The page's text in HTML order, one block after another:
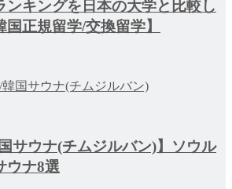
ンキングを日本の大学と比較し
正規留学/交換留学】
国サウナ(チムジルバン)】ソウル
ウナ8選